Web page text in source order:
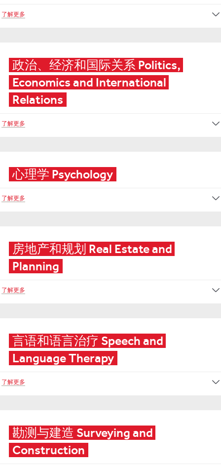
了解更多
政治、经济和国际关系 Politics,
Economics and International
Relations
了解更多
心理学 Psychology
了解更多
房地产和规划 Real Estate and
Planning
了解更多
言语和语言治疗 Speech and
Language Therapy
了解更多
勘测与建造 Surveying and
Construction